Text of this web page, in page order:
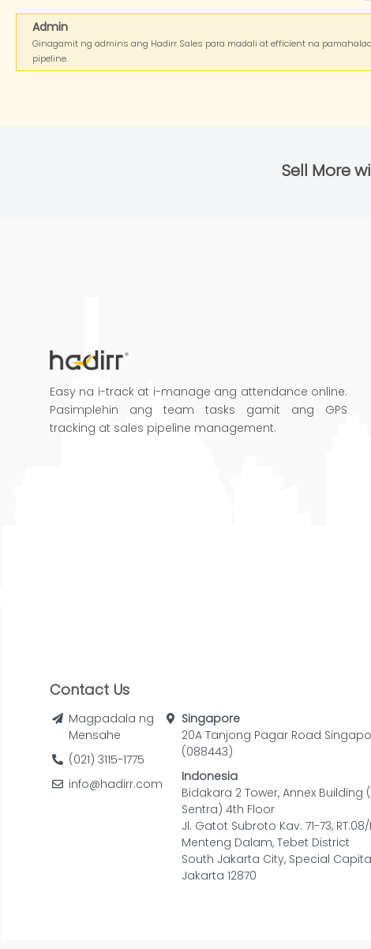
Admin
Ginagamit ng admins ang Hadirr Sales para madali at efficient na
pipeline.
Sell More
Easy na i-track at i-manage ang attendance online.
Pasimplehin ang team tasks gamit ang GPS
tracking at sales pipeline management.
Contact Us
Magpadala ng
Mensahe
(021) 3115-1775
info@hadirr.com
Singapore
20A Tanjong Pagar Road
(088443)
Indonesia
Bidakara 2 Tower, Annex Building
Sentra) 4th Floor
Jl. Gatot Subroto Kav. 71-73, RT.08/
Menteng Dalam, Tebet District
South Jakarta City, Special
Jakarta 12870